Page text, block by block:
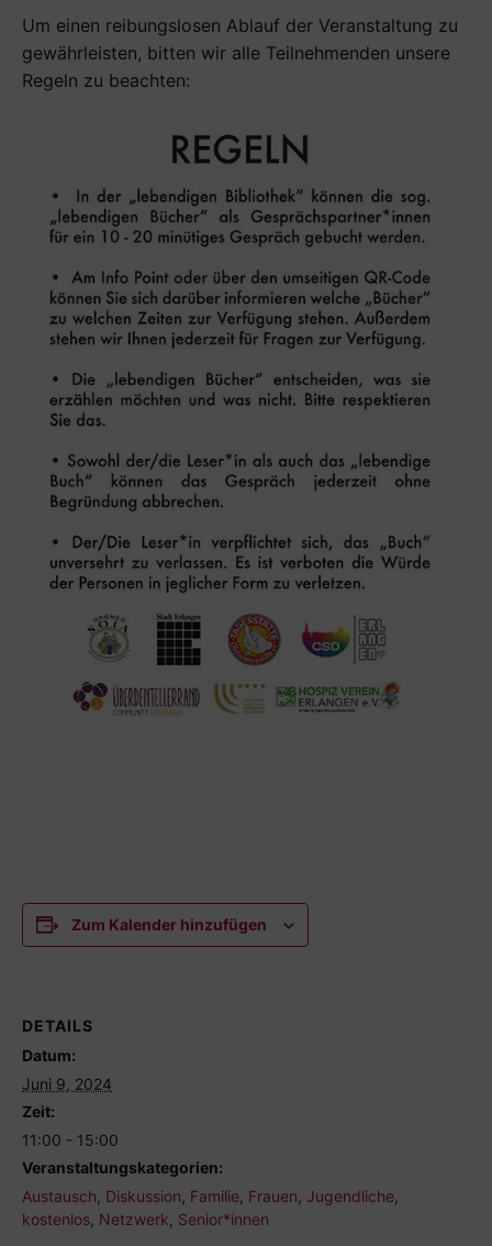
Um einen reibungslosen Ablauf der Veranstaltung zu
gewährleisten, bitten wir alle Teilnehmenden unsere
Regeln zu beachten:
Zum Kalender hinzufügen
DETAILS
Datum:
Juni 9, 2024
Zeit:
11:00 - 15:00
Veranstaltungskategorien:
Austausch Diskussion Familie Frauen Jugendliche
kostenlos Netzwerk Senior*innen